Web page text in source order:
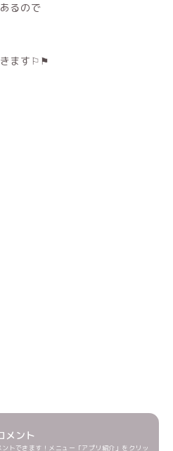
るので
きます⚐⚑
メント
トできます！メニュー「アプリ紹介」をクリッ